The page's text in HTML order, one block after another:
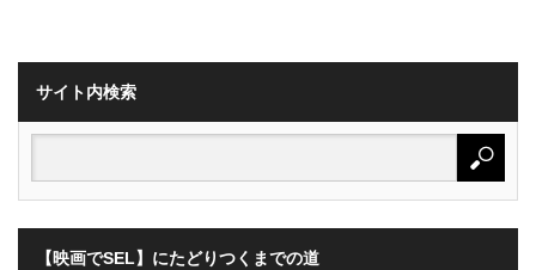
サイト内検索
【映画でSEL】にたどりつくまでの道